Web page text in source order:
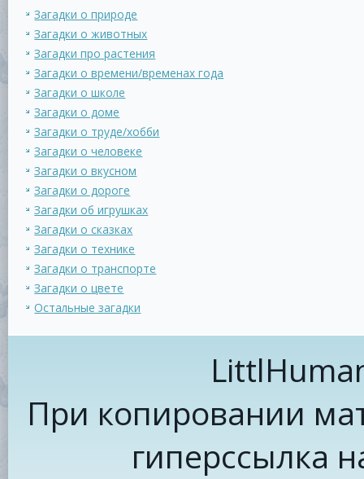
Загадки о природе
Загадки о животных
Загадки про растения
Загадки о времени/временах года
Загадки о школе
Загадки о доме
Загадки о труде/хобби
Загадки о человеке
Загадки о вкусном
Загадки о дороге
Загадки об игрушках
Загадки о сказках
Загадки о технике
Загадки о транспорте
Загадки о цвете
Остальные загадки
При копировании
гиперссылка